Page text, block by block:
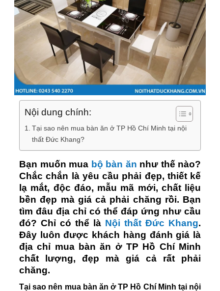
Nội dung chính:
Tại sao nên mua bàn ăn ở TP Hồ Chí Minh tại nội
thất Đức Khang?
Bạn muốn mua bộ bàn ăn như thế nào?
Chắc chắn là yêu cầu phải đẹp, thiết kế
lạ mắt, độc đáo, mẫu mã mới, chất liệu
bền đẹp mà giá cả phải chăng rồi. Bạn
tìm đâu địa chỉ có thể đáp ứng như cầu
đó? Chỉ có thể là Nội thất Đức Khang.
Đây luôn được khách hàng đánh giá là
địa chỉ mua bàn ăn ở TP Hồ Chí Minh
chất lượng, đẹp mà giá cả rất phải
chăng.
Tại sao nên mua bàn ăn ở TP Hồ Chí Minh tại nội